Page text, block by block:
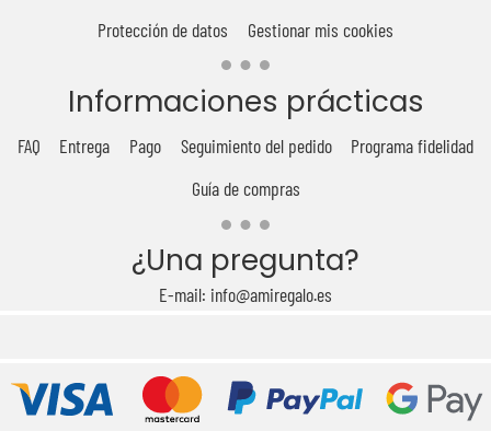
Protección de datos
Gestionar mis cookies
Informaciones prácticas
FAQ Entrega Pago Seguimiento del pedido
Programa fidelidad
Guía de compras
¿Una pregunta?
E-mail: info@amiregalo.es